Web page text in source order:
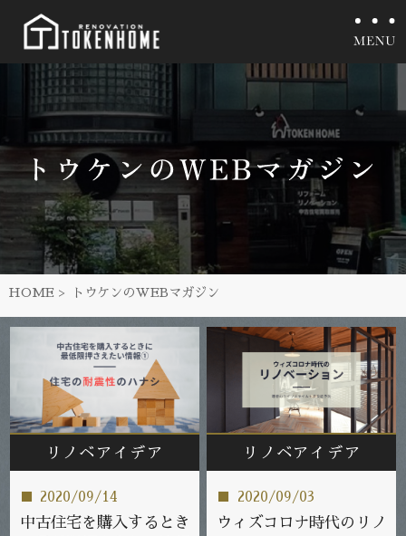
HOME トウケンのWEBマガジン
リノベアイデア
2020/09/14
中古住宅を購入するとき
リノベアイデア
2020/09/03
ウィズコロナ時代のリノ